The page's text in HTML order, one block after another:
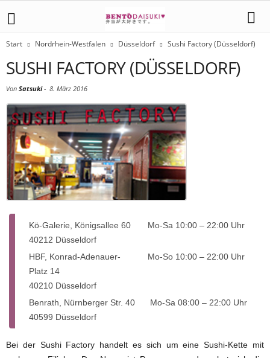
Start Nordrhein-Westfalen Düsseldorf Sushi Factory (Düsseldorf)
SUSHI FACTORY (DÜSSELDORF)
Von Satsuki- 8. März 2016
Kö-Galerie, Königsallee 60
40212 Düsseldorf
Mo-Sa 10:00 – 22:00 Uhr
HBF, Konrad-Adenauer-
Platz 14
40210 Düsseldorf
Mo-So 10:00 – 22:00 Uhr
Benrath, Nürnberger Str. 40
40599 Düsseldorf
Mo-Sa 08:00 – 22:00 Uhr
Bei der Sushi Factory handelt es sich um eine Sushi-Kette mit